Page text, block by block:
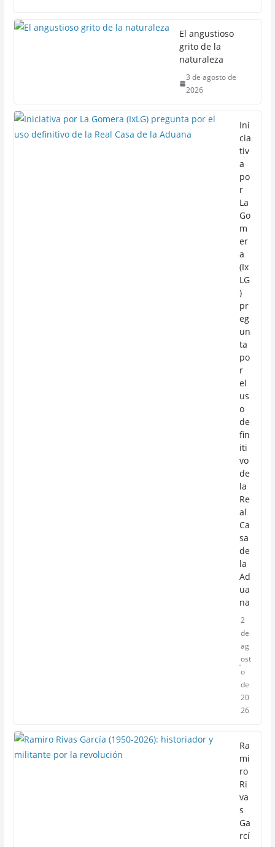
El angustioso
grito de la
naturaleza
3 de agosto de
2026
Ini
cia
tiv
a
po
r
La
Go
m
er
a
(Ix
LG
)
pr
eg
un
ta
po
r
el
us
o
de
fin
iti
vo
de
la
Re
al
Ca
sa
de
la
Ad
ua
na
2
de
ag
ost
o
de
20
26
Ra
mi
ro
Ri
va
s
Ga
rcí